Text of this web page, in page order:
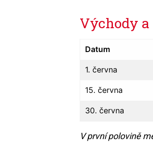
Východy a
Datum
1. června
15. června
30. června
V první polovině